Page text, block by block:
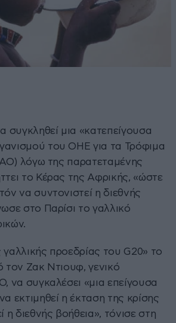
συγκληθεί μια «κατεπείγουσα
του ΟΗΕ για τα Τρόφιμα
λόγω της παρατεταμένης
το Κέρας της Αφρικής, «ώστε
να συντονιστεί η διεθνής
στο Παρίσι το γαλλικό
προεδρίας του G20» το
τον Ζακ Ντιουφ, γενικό
να συγκαλέσει «μια επείγουσα
εκτιμηθεί η έκταση της κρίσης
η διεθνής βοήθεια», τόνισε στη